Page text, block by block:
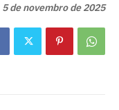
5 de novembro de 2025